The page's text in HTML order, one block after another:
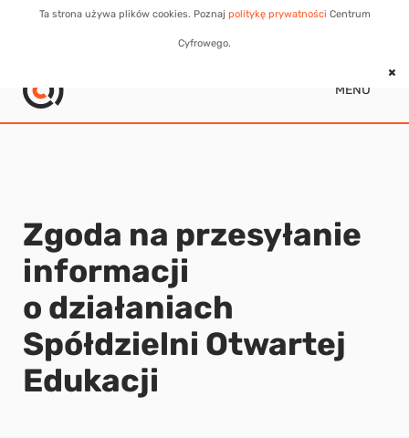
Ta strona używa plików cookies. Poznaj politykę prywatności Centrum
Cyfrowego.
MENU
Zgoda na przesyłanie
informacji
o działaniach
Spółdzielni Otwartej
Edukacji